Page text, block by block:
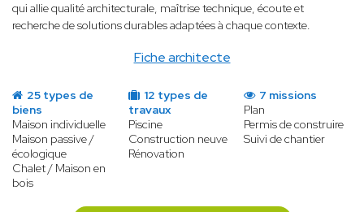
Fiche architecte
qui allie qualité architecturale, maîtrise technique, écoute et
recherche de solutions durables adaptées à chaque contexte.
25 types de
biens
Maison individuelle
Maison passive /
écologique
Chalet / Maison en
bois
12 types de
travaux
Piscine
Construction neuve
Rénovation
7 missions
Plan
Permis de construire
Suivi de chantier